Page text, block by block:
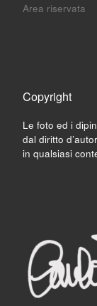
Area riservata
Copyright
Le foto ed i
dal diritto
in qualsiasi